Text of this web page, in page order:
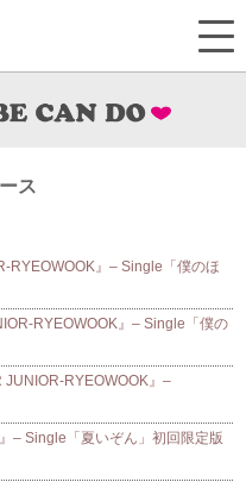
ス
RYEOWOOK』– Single「僕のほ
RYEOWOOK』– Single「僕の
JUNIOR-RYEOWOOK』–
– Single「夏いぞん」初回限定版